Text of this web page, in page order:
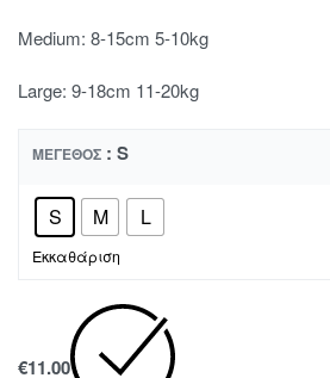
Medium: 8-15cm 5-10kg
Large: 9-18cm 11-20kg
ΜΈΓΕΘΟΣ : S
S M L
Εκκαθάριση
€11.00